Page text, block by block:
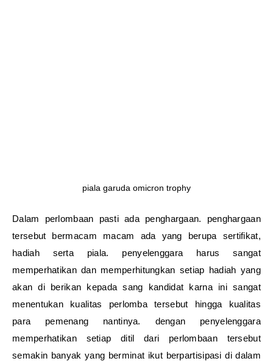
piala garuda omicron trophy
Dalam perlombaan pasti ada penghargaan. penghargaan
tersebut bermacam macam ada yang berupa sertifikat,
hadiah serta piala. penyelenggara harus sangat
memperhatikan dan memperhitungkan setiap hadiah yang
akan di berikan kepada sang kandidat karna ini sangat
menentukan kualitas perlomba tersebut hingga kualitas
para pemenang nantinya. dengan penyelenggara
memperhatikan setiap ditil dari perlombaan tersebut
semakin banyak yang berminat ikut berpartisipasi di dalam